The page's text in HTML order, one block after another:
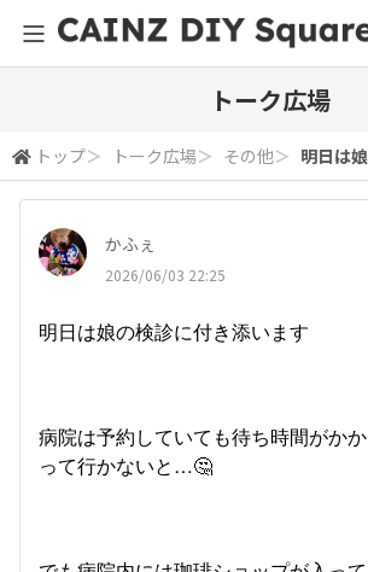
トーク広場
トップ＞ トーク広場＞ その他＞ 明日は
かふぇ
2026/06/03 22:25
明日は娘の検診に付き添います
病院は予約していても待ち時間がか
って行かないと…🤔